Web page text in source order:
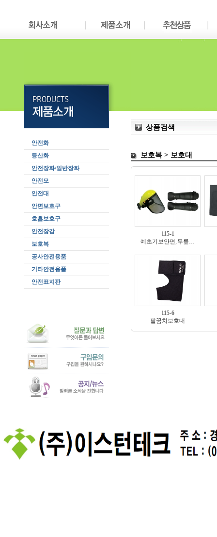
안전화
등산화
안전장화/일반장화
안전모
안전대
안면보호구
호흡보호구
안전장갑
보호복
공사안전용품
기타안전용품
안전표지판
상품검색
보호복 > 보호대
115-1
예초기보안면, 무릎…
115-6
팔꿈치보호대